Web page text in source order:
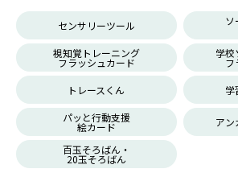
センサリーツール ソ
視知覚トレーニング
フラッシュカード
学校
フ
トレースくん
学
パッと行動支援
絵カード
アン
百玉そろばん・
20玉そろばん